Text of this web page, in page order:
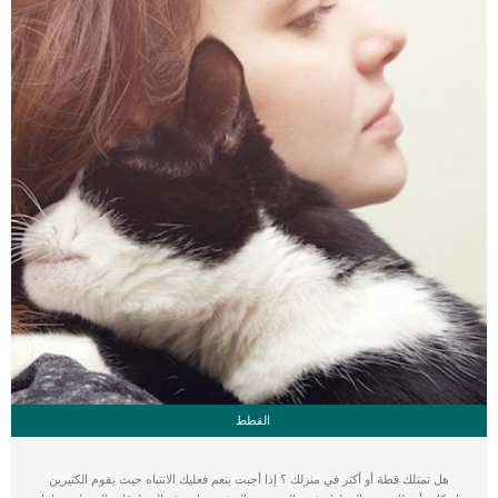
القطط
هل تمتلك قطة أو أكثر في منزلك ؟ إذا أجبت بنعم فعليك الانتباه حيث يقوم الكثيرين